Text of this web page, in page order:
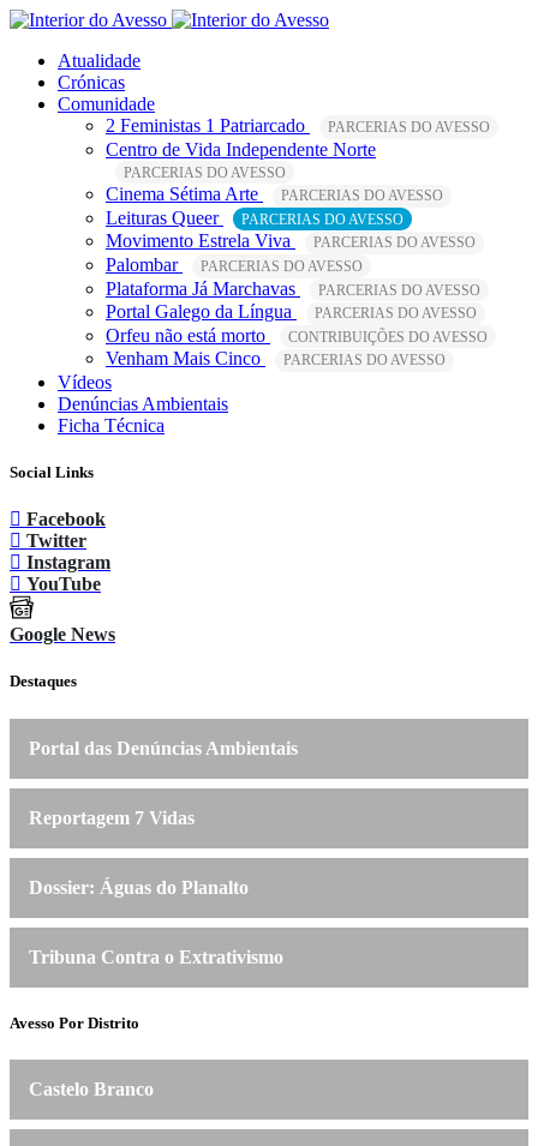
Atualidade
Crónicas
Comunidade
2 Feministas 1 Patriarcado
PARCERIAS DO AVESSO
Centro de Vida Independente Norte
PARCERIAS DO AVESSO
Cinema Sétima Arte PARCERIAS DO AVESSO
Leituras Queer PARCERIAS DO AVESSO
Movimento Estrela Viva PARCERIAS DO AVESSO
Palombar PARCERIAS DO AVESSO
Plataforma Já Marchavas PARCERIAS DO AVESSO
Portal Galego da Língua PARCERIAS DO AVESSO
Orfeu não está morto CONTRIBUIÇÕES DO AVESSO
Venham Mais Cinco PARCERIAS DO AVESSO
Vídeos
Denúncias Ambientais
Ficha Técnica
Social Links
Facebook
Twitter
Instagram
YouTube
Google News
Destaques
Portal das Denúncias Ambientais
Reportagem 7 Vidas
Dossier: Águas do Planalto
Tribuna Contra o Extrativismo
Avesso Por Distrito
Castelo Branco